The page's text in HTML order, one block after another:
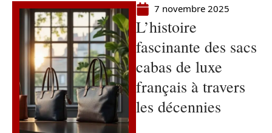
7 novembre 2025
L’histoire
fascinante des sacs
cabas de luxe
français à travers
les décennies